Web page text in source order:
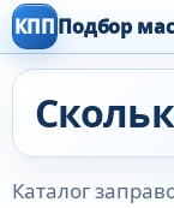
КПППодбор
Каталог